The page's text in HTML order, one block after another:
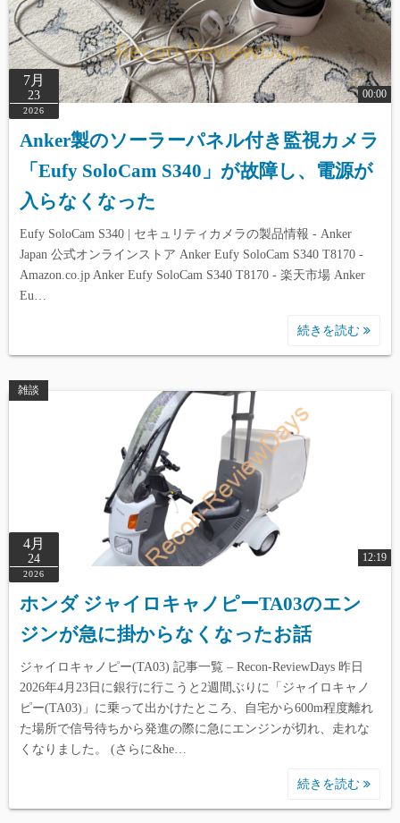
7月
23
2026
00:00
Anker製のソーラーパネル付き監視カメラ
「Eufy SoloCam S340」が故障し、電源が
入らなくなった
Eufy SoloCam S340 | セキュリティカメラの製品情報 - Anker
Japan 公式オンラインストア Anker Eufy SoloCam S340 T8170 -
Amazon.co.jp Anker Eufy SoloCam S340 T8170 - 楽天市場 Anker
Eu…
続きを読む
雑談
4月
24
2026
12:19
ホンダ ジャイロキャノピーTA03のエン
ジンが急に掛からなくなったお話
ジャイロキャノピー(TA03) 記事一覧 – Recon-ReviewDays 昨日
2026年4月23日に銀行に行こうと2週間ぶりに「ジャイロキャノ
ピー(TA03)」に乗って出かけたところ、自宅から600m程度離れ
た場所で信号待ちから発進の際に急にエンジンが切れ、走れな
くなりました。 (さらに&he…
続きを読む